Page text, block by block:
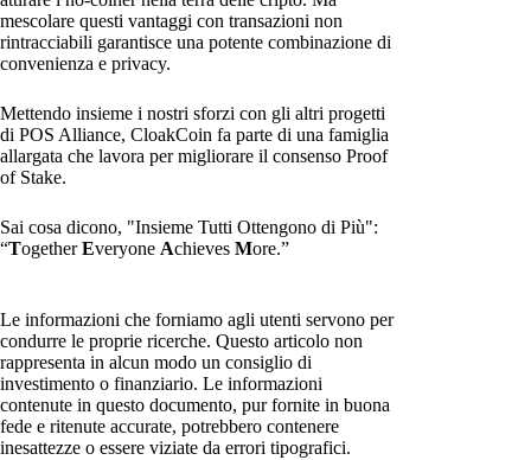
mescolare questi vantaggi con transazioni non
rintracciabili garantisce una potente combinazione di
convenienza e privacy.
Mettendo insieme i nostri sforzi con gli altri progetti
di POS Alliance, CloakCoin fa parte di una famiglia
allargata che lavora per migliorare il consenso Proof
of Stake.
Sai cosa dicono, "Insieme Tutti Ottengono di Più":
“TogetherEveryone Achieves More.”
Le informazioni che forniamo agli utenti servono per
condurre le proprie ricerche. Questo articolo non
rappresenta in alcun modo un consiglio di
investimento o finanziario. Le informazioni
contenute in questo documento, pur fornite in buona
fede e ritenute accurate, potrebbero contenere
inesattezze o essere viziate da errori tipografici.